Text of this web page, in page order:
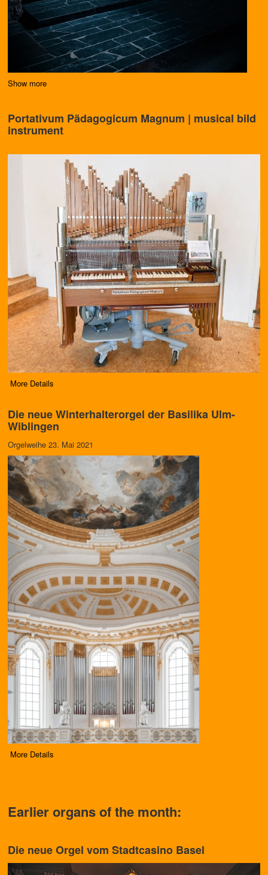
Show more
Portativum Pädagogicum Magnum | musical biId
instrument
More Details
Die neue Winterhalterorgel der Basilika Ulm-
Wiblingen
Orgelweihe 23. Mai 2021
More Details
Earlier organs of the month:
Die neue Orgel vom Stadtcasino Basel